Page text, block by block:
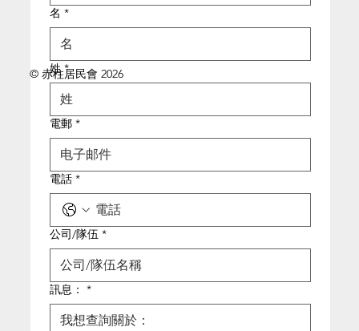
名 *
姓 *
電郵 *
電話 *
公司/隊伍 *
訊息： *
© 赤柱居民會 2026